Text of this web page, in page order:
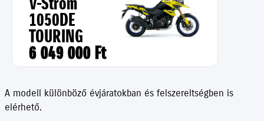
1050DE
TOURING
6 049 000 Ft
A modell különböző évjáratokban és felszereltségben is
elérhető.